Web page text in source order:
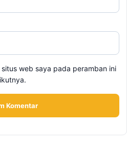
Cara Login, Fungsi,